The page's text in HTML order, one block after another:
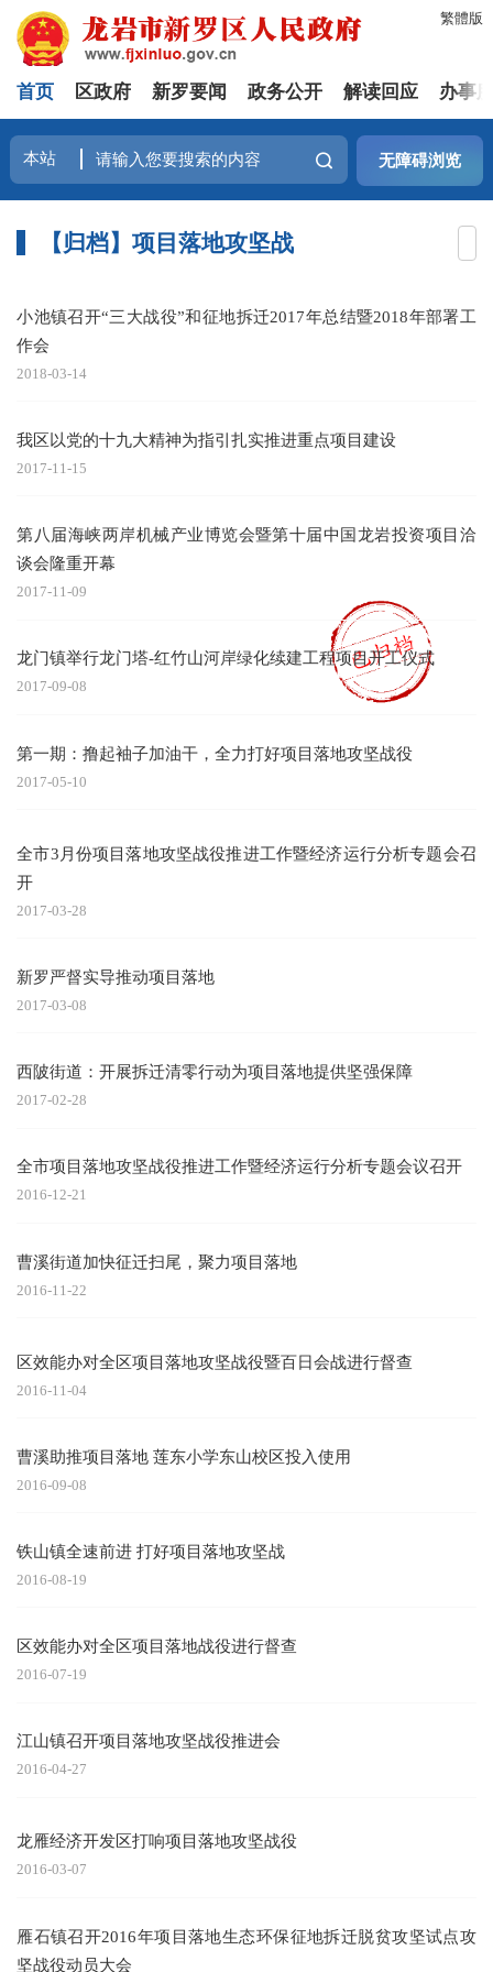
繁體版
首页 区政府 新罗要闻 政务公开 解读回应 办事
无障碍浏览
【归档】项目落地攻坚战
小池镇召开“三大战役”和征地拆迁2017年总结暨2018年部署工
作会
2018-03-14
我区以党的十九大精神为指引扎实推进重点项目建设
2017-11-15
第八届海峡两岸机械产业博览会暨第十届中国龙岩投资项目洽
谈会隆重开幕
2017-11-09
龙门镇举行龙门塔-红竹山河岸绿化续建工程项目开工仪式
2017-09-08
第一期：撸起袖子加油干，全力打好项目落地攻坚战役
2017-05-10
全市3月份项目落地攻坚战役推进工作暨经济运行分析专题会召
开
2017-03-28
新罗严督实导推动项目落地
2017-03-08
西陂街道：开展拆迁清零行动为项目落地提供坚强保障
2017-02-28
全市项目落地攻坚战役推进工作暨经济运行分析专题会议召开
2016-12-21
曹溪街道加快征迁扫尾，聚力项目落地
2016-11-22
区效能办对全区项目落地攻坚战役暨百日会战进行督查
2016-11-04
曹溪助推项目落地 莲东小学东山校区投入使用
2016-09-08
铁山镇全速前进 打好项目落地攻坚战
2016-08-19
区效能办对全区项目落地战役进行督查
2016-07-19
江山镇召开项目落地攻坚战役推进会
2016-04-27
龙雁经济开发区打响项目落地攻坚战役
2016-03-07
雁石镇召开2016年项目落地生态环保征地拆迁脱贫攻坚试点攻
坚战役动员大会